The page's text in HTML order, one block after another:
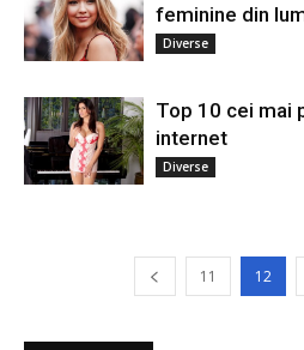
feminine din
Diverse
Top 10 cei mai
internet
Diverse
11 12